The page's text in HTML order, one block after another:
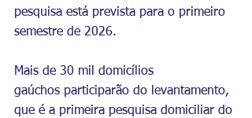
pesquisa está prevista para o primeiro
semestre de 2026.
Mais de 30 mil domicílios
gaúchos participarão do levantamento,
que é a primeira pesquisa domiciliar do